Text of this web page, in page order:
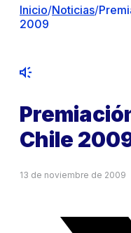
Inicio/Noticias/
2009
Chile
13 de noviembre de 2009